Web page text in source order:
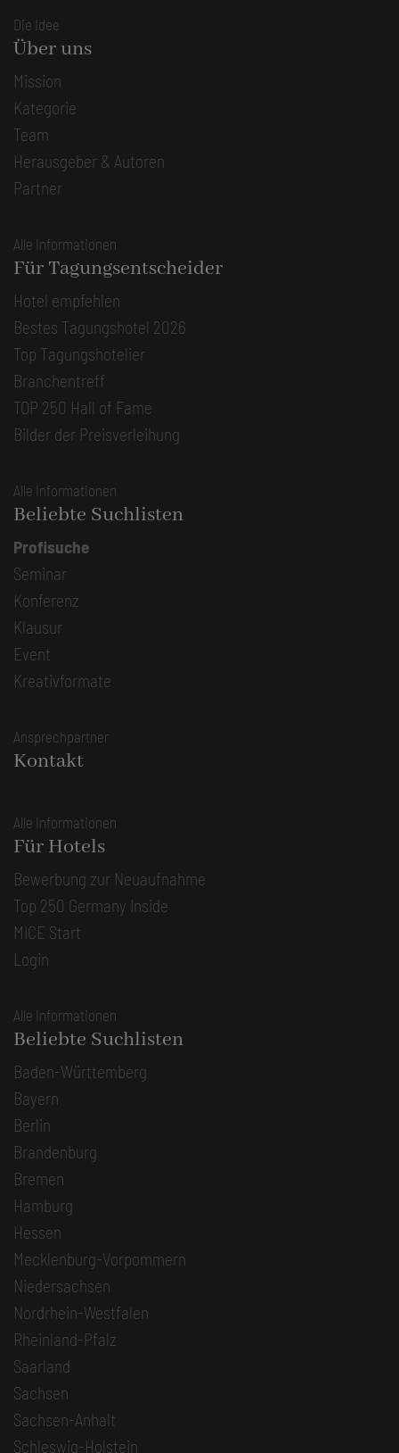
Die Idee
Über uns
Mission
Kategorie
Team
Herausgeber & Autoren
Partner
Alle Informationen
Für Tagungsentscheider
Hotel empfehlen
Bestes Tagungshotel 2026
Top Tagungshotelier
Branchentreff
TOP 250 Hall of Fame
Bilder der Preisverleihung
Alle Informationen
Beliebte Suchlisten
Profisuche
Seminar
Konferenz
Klausur
Event
Kreativformate
Ansprechpartner
Kontakt
Alle Informationen
Für Hotels
Bewerbung zur Neuaufnahme
Top 250 Germany Inside
MICE Start
Login
Alle Informationen
Beliebte Suchlisten
Baden-Württemberg
Bayern
Berlin
Brandenburg
Bremen
Hamburg
Hessen
Mecklenburg-Vorpommern
Niedersachsen
Nordrhein-Westfalen
Rheinland-Pfalz
Saarland
Sachsen
Sachsen-Anhalt
Schleswig-Holstein